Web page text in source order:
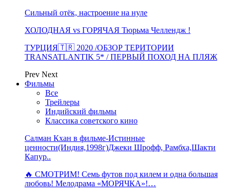
Сильный отёк, настроение на нуле
ХОЛОДНАЯ vs ГОРЯЧАЯ Тюрьма Челлендж !
ТУРЦИЯ🇹🇷 2020 /ОБЗОР ТЕРИТОРИИ
TRANSATLANTIK 5* / ПЕРВЫЙ ПОХОД НА ПЛЯЖ
Prev Next
Фильмы
Все
Трейлеры
Индийский фильмы
Классика советского кино
Салман Кхан в фильме-Истинные
ценности(Индия,1998г)Джеки Шрофф, Рамбха,Шакти
Капур..
🔥 СМОТРИМ! Семь футов под килем и одна большая
любовь! Мелодрама «МОРЯЧКА»!…